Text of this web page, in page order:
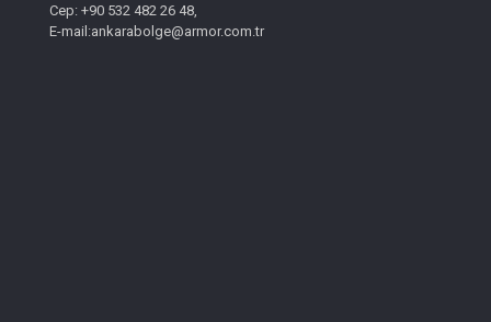
Cep: +90 532 482 26 48,
E-mail:ankarabolge@armor.com.tr